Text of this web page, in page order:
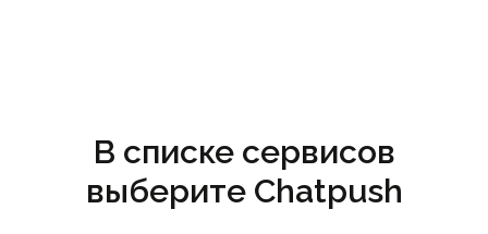
В списке сервисов
выберите Chatpush